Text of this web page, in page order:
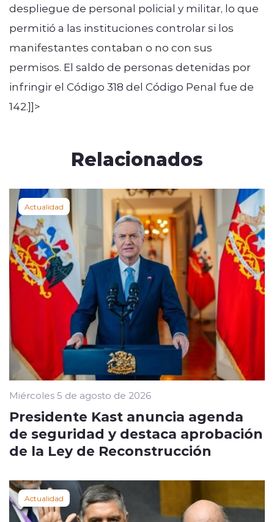
despliegue de personal policial y militar, lo que
permitió a las instituciones controlar si los
manifestantes contaban o no con sus
permisos. El saldo de personas detenidas por
infringir el Código 318 del Código Penal fue de
142.]]>
Relacionados
Actualidad
Miércoles 5 de agosto de 2026
Presidente Kast anuncia agenda
de seguridad y destaca aprobación
de la Ley de Reconstrucción
Actualidad